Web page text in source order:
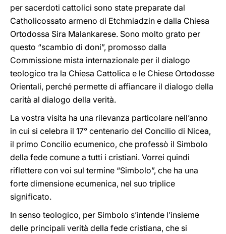
per sacerdoti cattolici sono state preparate dal
Catholicossato armeno di Etchmiadzin e dalla Chiesa
Ortodossa Sira Malankarese. Sono molto grato per
questo “scambio di doni”, promosso dalla
Commissione mista internazionale per il dialogo
teologico tra la Chiesa Cattolica e le Chiese Ortodosse
Orientali, perché permette di affiancare il dialogo della
carità al dialogo della verità.
La vostra visita ha una rilevanza particolare nell’anno
in cui si celebra il 17° centenario del Concilio di Nicea,
il primo Concilio ecumenico, che professò il Simbolo
della fede comune a tutti i cristiani. Vorrei quindi
riflettere con voi sul termine “Simbolo”, che ha una
forte dimensione ecumenica, nel suo triplice
significato.
In senso teologico, per Simbolo s’intende l’insieme
delle principali verità della fede cristiana, che si